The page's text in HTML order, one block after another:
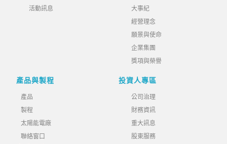
活動訊息
大事紀
經營理念
願景與使命
企業集團
獎項與榮譽
產品與製程
產品
製程
太陽能電廠
聯絡窗口
投資人專區
公司治理
財務資訊
重大訊息
股東服務